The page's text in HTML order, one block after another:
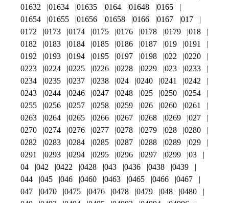
01632
01634 01635 0164 01648
0165
01654
01655 01656 01658 0166 0167
017
0172
0173 0174 0175 0176 0178 0179
018
0182
0183 0184 0185 0186 0187 019
0191
0192
0193 0194 0195 0197 0198 022
0220
0223
0224 0225 0226 0228 0229 023
0233
0234
0235 0237 0238 024 0240 0241
0242
0243
0244 0246 0247 0248 025 0250
0254
0255
0256 0257 0258 0259 026 0260
0261
0263
0264 0265 0266 0267 0268 0269
027
0270
0274 0276 0277 0278 0279 028
0280
0282
0283 0284 0285 0287 0288 0289
029
0291
0293 0294 0295 0296 0297 0299
03
04
042 0422 0428 043 0436 0438
0439
044
045 046 0460 0463 0465 0466
0467
047
0470 0475 0476 0478 0479 048
0480